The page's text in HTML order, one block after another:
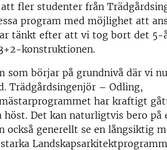
fler studenter från
program med möjlighet att
tänkt efter att vi tog bort det 5-
konstruktionen.
som börjar på grundnivå där vi
Trädgårdsingenjör – Odling,
har kraftigt
Det kan naturligtvis bero på
också generellt se en långsiktig